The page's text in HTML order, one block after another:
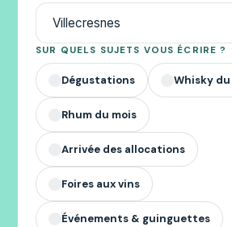
SUR QUELS SUJETS VOUS ÉCRIRE ?
Dégustations Whisky du
Rhum du mois
Arrivée des allocations
Foires aux vins
Événements & guinguettes